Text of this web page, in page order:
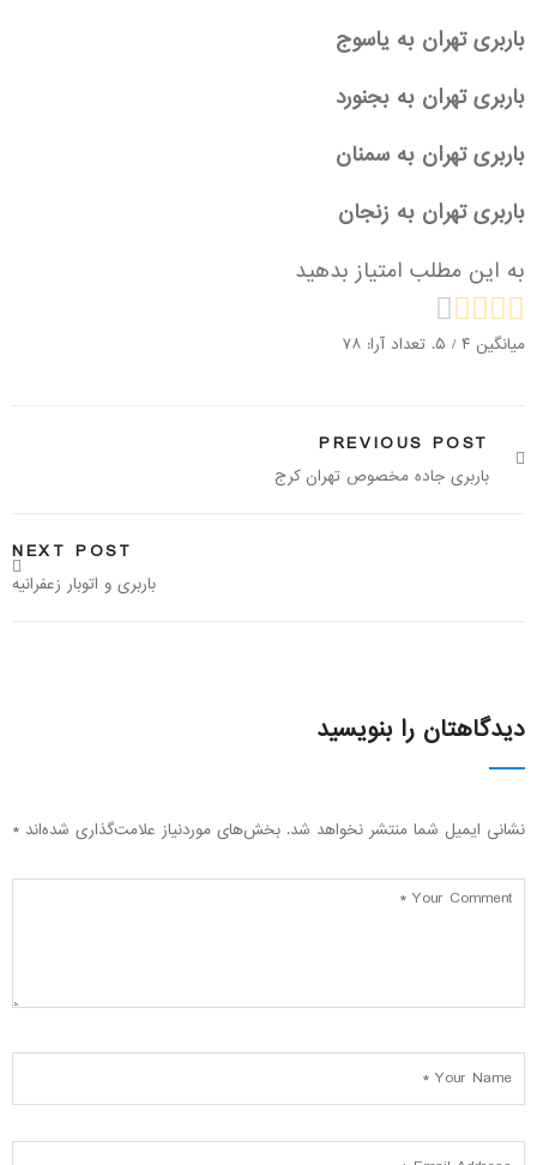
باربری تهران به یاسوج
باربری تهران به بجنورد
باربری تهران به سمنان
باربری تهران به زنجان
به این مطلب امتیاز بدهید
میانگین ۴ / ۵. تعداد آرا: ۷۸
PREVIOUS POST
باربری جاده مخصوص تهران کرج
NEXT POST
باربری و اتوبار زعفرانیه
دیدگاهتان را بنویسید
نشانی ایمیل شما منتشر نخواهد شد. بخش‌های موردنیاز علامت‌گذاری شده‌اند *